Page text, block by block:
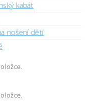
kabát
nošení dětí